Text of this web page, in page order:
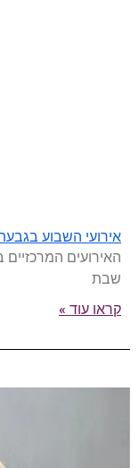
אירועי השבוע בגבעתיים 26/7-1/
האירועים
שבת
קראו עוד »